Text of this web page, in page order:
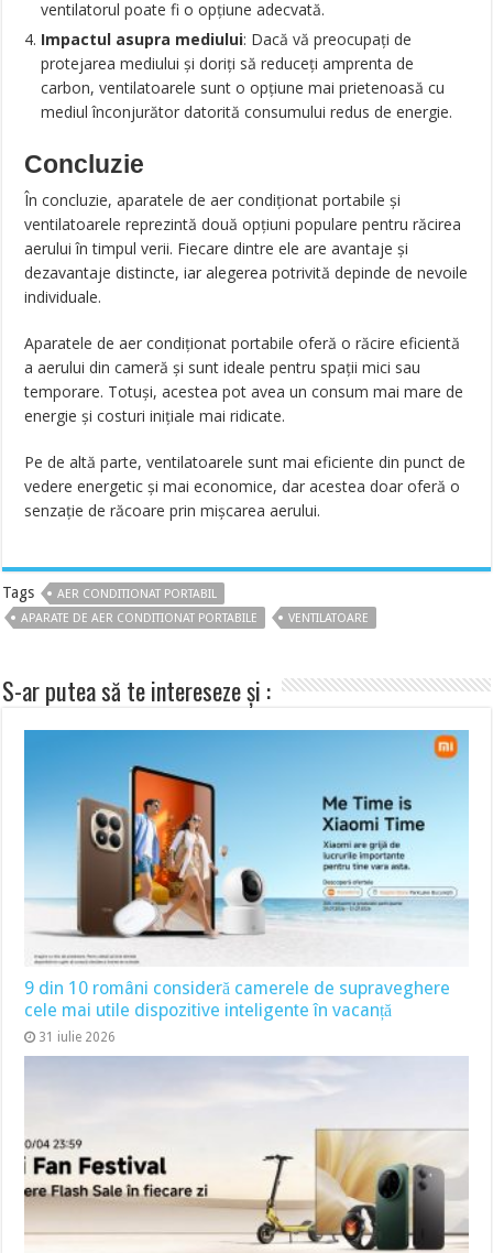
ventilatorul poate fi o opțiune adecvată.
Impactul asupra mediului: Dacă vă preocupați de
protejarea mediului și doriți să reduceți amprenta de
carbon, ventilatoarele sunt o opțiune mai prietenoasă cu
mediul înconjurător datorită consumului redus de energie.
Concluzie
În concluzie, aparatele de aer condiționat portabile și
ventilatoarele reprezintă două opțiuni populare pentru răcirea
aerului în timpul verii. Fiecare dintre ele are avantaje și
dezavantaje distincte, iar alegerea potrivită depinde de nevoile
individuale.
Aparatele de aer condiționat portabile oferă o răcire eficientă
a aerului din cameră și sunt ideale pentru spații mici sau
temporare. Totuși, acestea pot avea un consum mai mare de
energie și costuri inițiale mai ridicate.
Pe de altă parte, ventilatoarele sunt mai eficiente din punct de
vedere energetic și mai economice, dar acestea doar oferă o
senzație de răcoare prin mișcarea aerului.
Tags
AER CONDITIONAT PORTABIL
APARATE DE AER CONDITIONAT PORTABILE
VENTILATOARE
S-ar putea să te intereseze și :
9 din 10 români consideră camerele de supraveghere
cele mai utile dispozitive inteligente în vacanță
31 iulie 2026